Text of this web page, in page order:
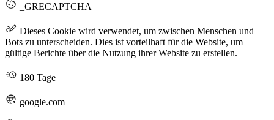
_GRECAPTCHA
Dieses Cookie wird verwendet, um zwischen Menschen und
Bots zu unterscheiden. Dies ist vorteilhaft für die Website, um
gültige Berichte über die Nutzung ihrer Website zu erstellen.
180 Tage
google.com